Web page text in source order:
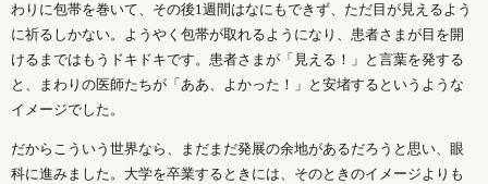
わりに包帯を巻いて、その後1週間はなにもできず、ただ目が見えるよう
に祈るしかない。ようやく包帯が取れるようになり、患者さまが目を開
けるまではもうドキドキです。患者さまが「見える！」と言葉を発する
と、まわりの医師たちが「ああ、よかった！」と安堵するというような
イメージでした。
だからこういう世界なら、まだまだ発展の余地があるだろうと思い、眼
科に進みました。大学を卒業するときには、そのときのイメージよりも